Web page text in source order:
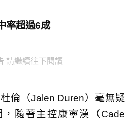
率超過6成
請繼續往下閱讀
倫（Jalen Duren）毫無疑
，隨著主控康寧漢（Cade